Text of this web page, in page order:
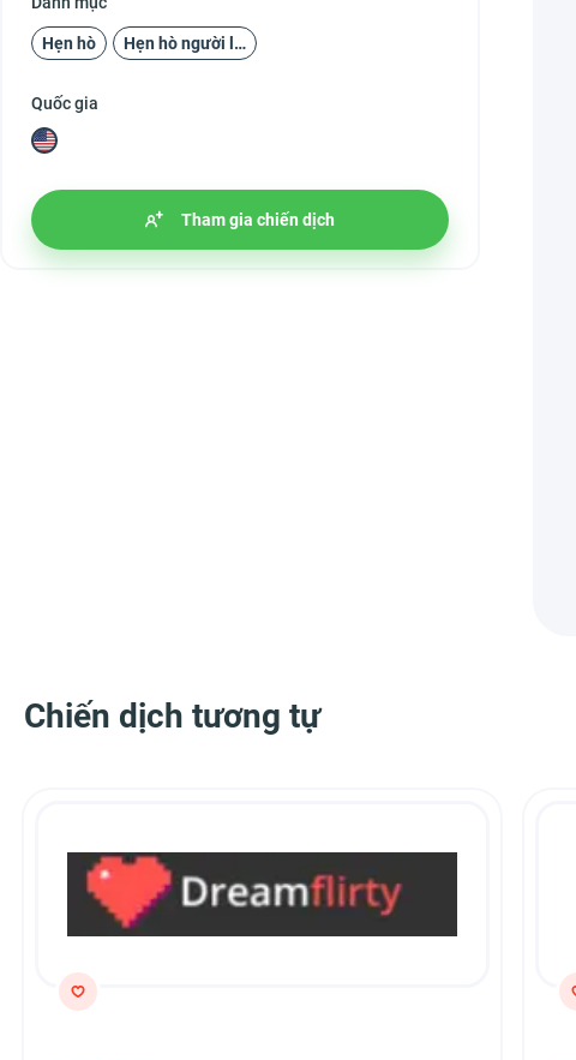
Hẹn hò Hẹn hò người lớn
Quốc gia
Tham gia chiến dịch
Chiến dịch tương tự